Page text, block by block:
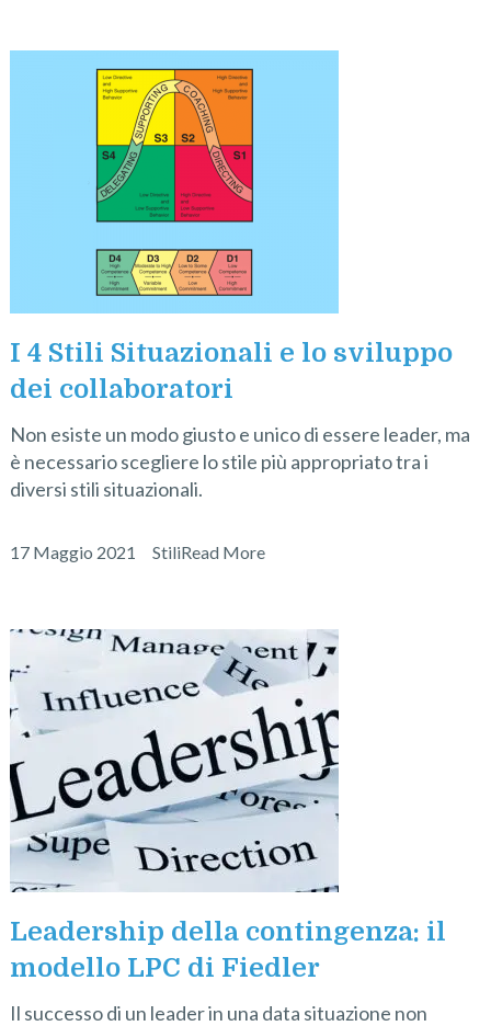
I 4 Stili Situazionali e lo sviluppo
dei collaboratori
Non esiste un modo giusto e unico di essere leader, ma
è necessario scegliere lo stile più appropriato tra i
diversi stili situazionali.
17 Maggio 2021 StiliRead More
Leadership della contingenza: il
modello LPC di Fiedler
Il successo di un leader in una data situazione non